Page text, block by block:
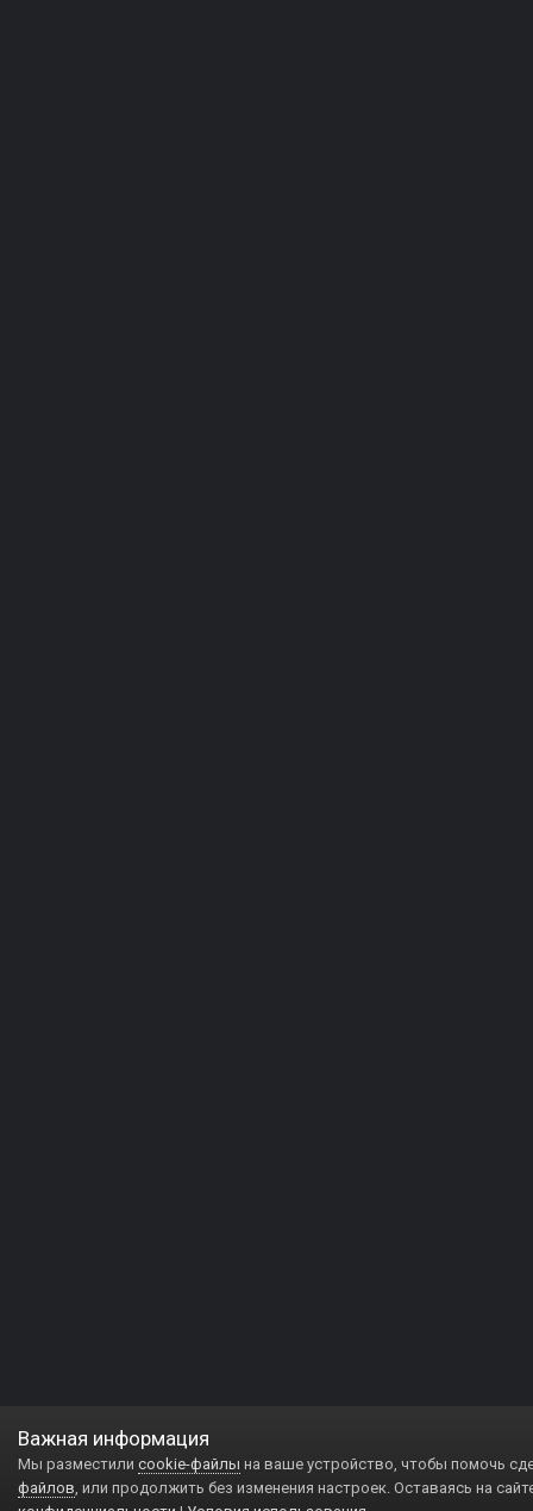
Важная информация
Мы разместили cookie-файлы на ваше устройство, чтобы помочь
файлов, или продолжить без изменения настроек. Оставаясь на